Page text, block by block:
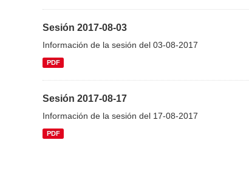
Sesión 2017-08-03
Información de la sesión del 03-08-2017
PDF
Sesión 2017-08-17
Información de la sesión del 17-08-2017
PDF